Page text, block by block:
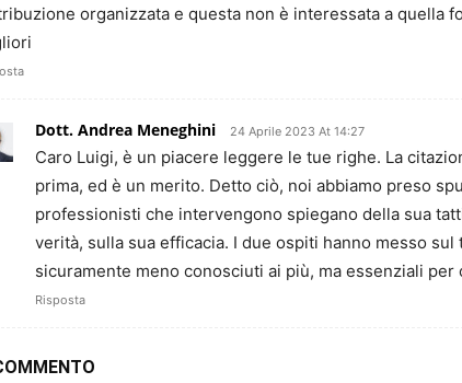
organizzata e questa non è interessata a quella
Dott. Andrea Meneghini 24 Aprile 2023 At 14:27
Caro Luigi, è un piacere leggere le tue righe. La
prima, ed è un merito. Detto ciò, noi abbiamo preso
professionisti che intervengono spiegano della sua
verità, sulla sua efficacia. I due ospiti hanno messo
sicuramente meno conosciuti ai più, ma essenziali
Risposta